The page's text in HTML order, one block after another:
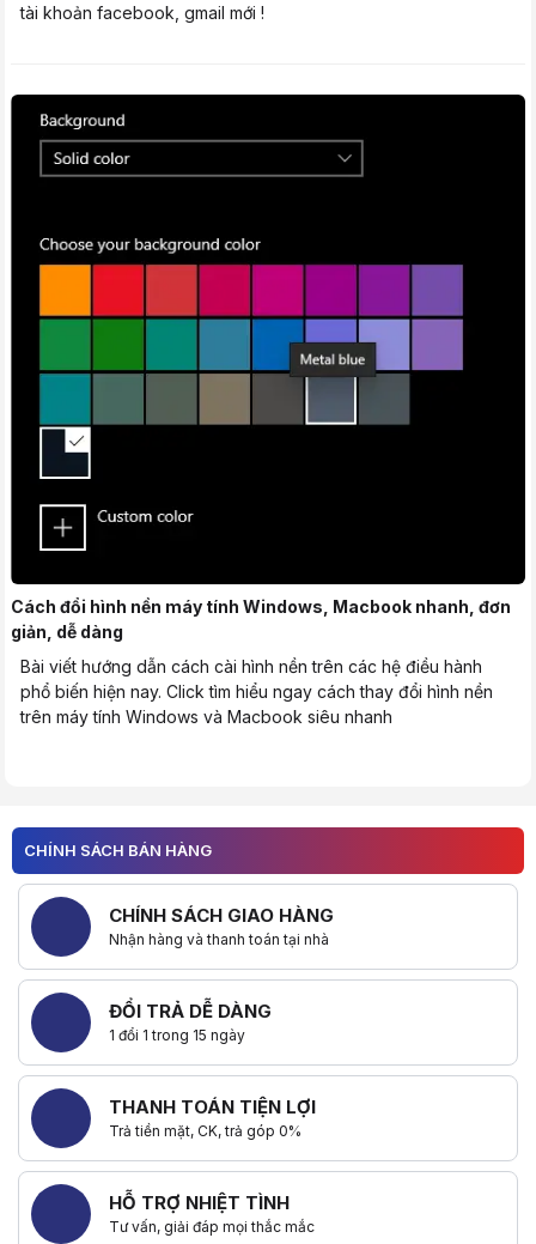
tài khoản facebook, gmail mới !
Cách đổi hình nền máy tính Windows, Macbook nhanh, đơn
giản, dễ dàng
Bài viết hướng dẫn cách cài hình nền trên các hệ điều hành
phổ biến hiện nay. Click tìm hiểu ngay cách thay đổi hình nền
trên máy tính Windows và Macbook siêu nhanh
Tin tức
Tin tức công nghệ
Ổ cứng SSD Phison's X1, được phát triển với sự hợp tác của
Phison Electronics Corp., công ty hàng đầu thế giới về các giải
"Chúng tôi rất vui khi ổ cứng SSD PCIe 4.0 X1 dành cho doanh
Giải thưởng Taiwan Excellence được Bộ Kinh tế Đài Loan thành lập
Ổ cứng SSD Phison Enterprise X1 là SSD PCIe 4.0 dành cho
CEO của Phison, ông Pua Khein Seng cho biết: "Đây là một thành
CHÍNH SÁCH BÁN HÀNG
CHÍNH SÁCH GIAO HÀNG
Nhận hàng và thanh toán tại nhà
ĐỔI TRẢ DỄ DÀNG
1 đổi 1 trong 15 ngày
THANH TOÁN TIỆN LỢI
Trả tiền mặt, CK, trả góp 0%
HỖ TRỢ NHIỆT TÌNH
Tư vấn, giải đáp mọi thắc mắc